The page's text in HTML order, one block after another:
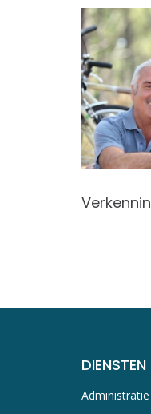
DIENSTEN
Administratie